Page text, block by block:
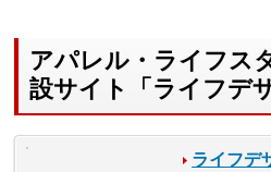
アパレル・ライフス
設サイト「ライフデ
ライフデ